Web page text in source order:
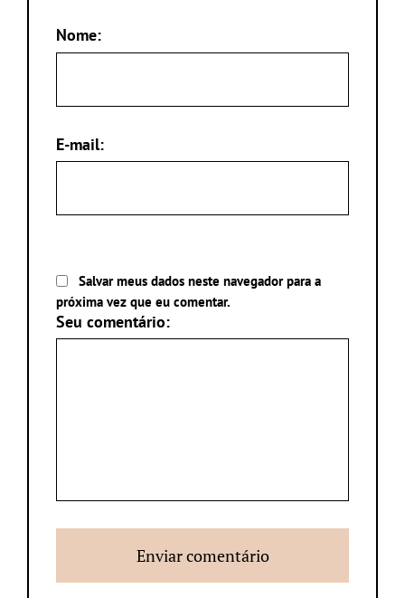
Nome:
E-mail:
Salvar meus dados neste navegador para a
próxima vez que eu comentar.
Seu comentário: